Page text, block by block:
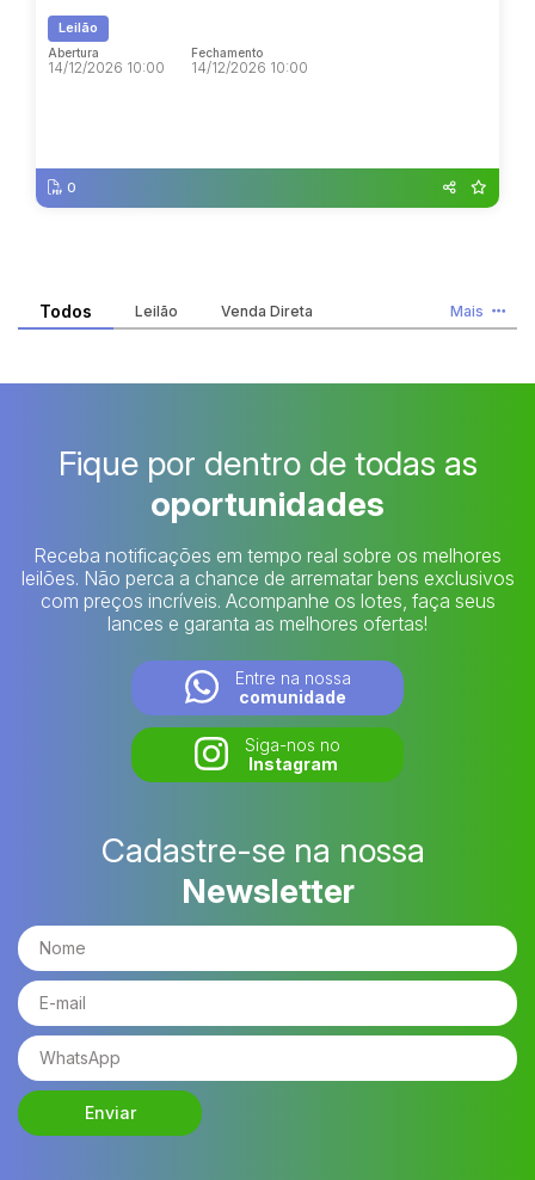
Leilão
Abertura
14/12/2026 10:00
Fechamento
14/12/2026 10:00
0
Todos Leilão Venda Direta Mais
Fique por dentro de todas as
oportunidades
Receba notificações em tempo real sobre os melhores
leilões. Não perca a chance de arrematar bens exclusivos
com preços incríveis. Acompanhe os lotes, faça seus
lances e garanta as melhores ofertas!
Entre na nossa
comunidade
Siga-nos no
Instagram
Cadastre-se na nossa
Newsletter
Enviar